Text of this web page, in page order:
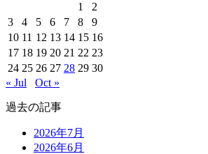
1
2
3
4 5 6 7 8
9
10 11 12 13 14 15 16
17 18 19 20 21 22 23
24 25 26 27 28 29 30
« Jul
Oct »
過去の記事
2026年7月
2026年6月